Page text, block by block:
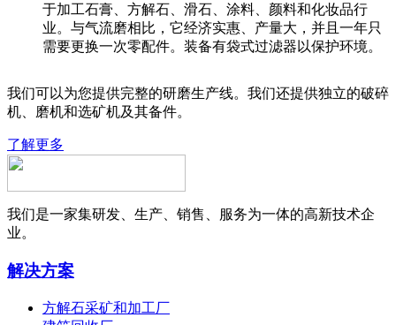
于加工石膏、方解石、滑石、涂料、颜料和化妆品行
业。与气流磨相比，它经济实惠、产量大，并且一年只
需要更换一次零配件。装备有袋式过滤器以保护环境。
我们可以为您提供完整的研磨生产线。我们还提供独立的破碎
机、磨机和选矿机及其备件。
了解更多
我们是一家集研发、生产、销售、服务为一体的高新技术企
业。
解决方案
方解石采矿和加工厂